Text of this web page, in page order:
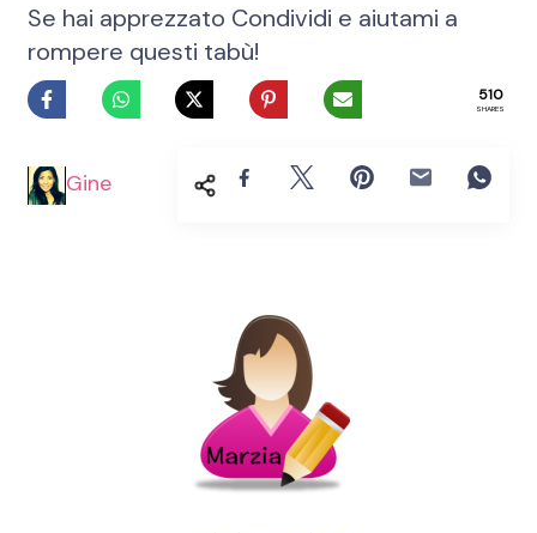
Se hai apprezzato Condividi e aiutami a
rompere questi tabù!
510
SHARES
Gine